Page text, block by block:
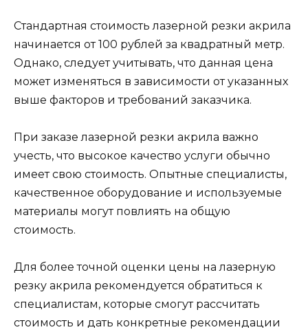
Стандартная стоимость лазерной резки акрила
начинается от 100 рублей за квадратный метр.
Однако, следует учитывать, что данная цена
может изменяться в зависимости от указанных
выше факторов и требований заказчика.
При заказе лазерной резки акрила важно
учесть, что высокое качество услуги обычно
имеет свою стоимость. Опытные специалисты,
качественное оборудование и используемые
материалы могут повлиять на общую
стоимость.
Для более точной оценки цены на лазерную
резку акрила рекомендуется обратиться к
специалистам, которые смогут рассчитать
стоимость и дать конкретные рекомендации